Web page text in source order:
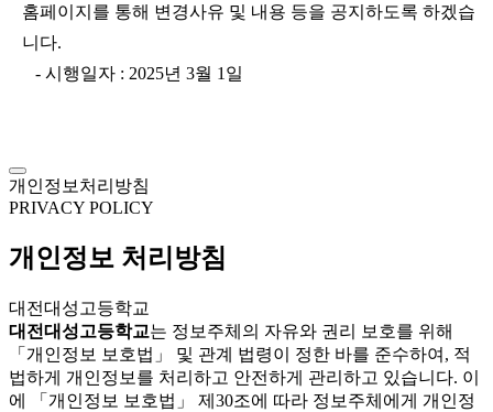
홈페이지를 통해 변경사유 및 내용 등을 공지하도록 하겠습
니다.
- 시행일자 : 2025년 3월 1일
개인정보처리방침
PRIVACY POLICY
개인정보 처리방침
대전대성고등학교
대전대성고등학교는 정보주체의 자유와 권리 보호를 위해
「개인정보 보호법」 및 관계 법령이 정한 바를 준수하여, 적
법하게 개인정보를 처리하고 안전하게 관리하고 있습니다. 이
에 「개인정보 보호법」 제30조에 따라 정보주체에게 개인정